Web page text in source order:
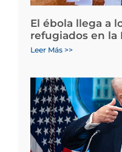
El ébola llega a
refugiados en la
Leer Más >>